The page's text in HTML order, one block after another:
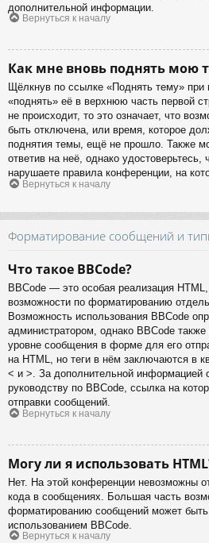
дополнительной информации.
Вернуться к началу
Как мне вновь поднять мою
Щёлкнув по ссылке «Поднять тему»
«поднять» её в верхнюю часть первой
не происходит, то это означает, что
быть отключена, или время, которое
поднятия темы, ещё не прошло. Также
ответив на неё, однако
нарушаете правила конференции, на
Вернуться к началу
Форматирование сообщений и
Что такое BBCode?
BBCode — это особая реализация
возможности по форматированию
Возможность использования BBCode
администратором, однако BBCode
уровне сообщения в форме для его
на HTML, но теги в нём заключаются в
< и >. За дополнительной информацией
руководству по BBCode, ссылка на
отправки сообщений.
Вернуться к началу
Могу ли я использовать
Нет. На этой конференции невозможны
кода в сообщениях. Большая часть
форматированию сообщений может быть
использованием BBCode.
Вернуться к началу